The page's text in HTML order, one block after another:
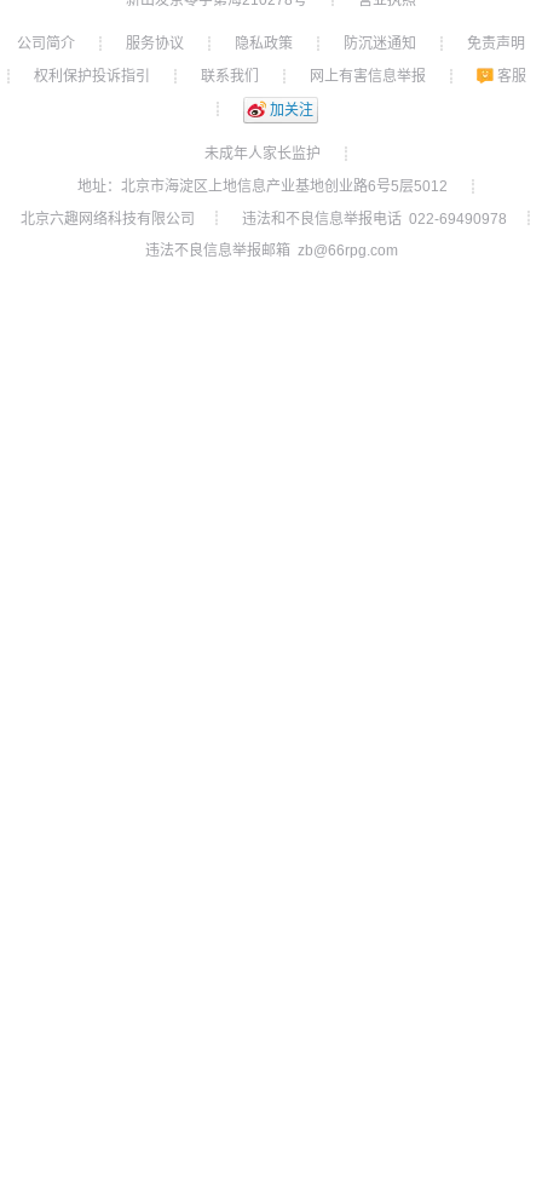
公司简介 ┊ 服务协议 ┊ 隐私政策 ┊ 防沉迷通知 ┊
免责声明
┊
权利保护投诉指引 ┊ 联系我们 ┊ 网上有害信息举报 ┊
客服
┊
加关注
未成年人家长监护
┊
地址：北京市海淀区上地信息产业基地创业路6号5层5012
┊
北京六趣网络科技有限公司
┊ 违法和不良信息举报电话 022-69490978
┊
违法不良信息举报邮箱 zb@66rpg.com